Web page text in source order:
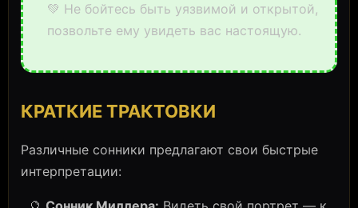
💚 Не бойтесь быть уязвимой и открытой,
позвольте ему увидеть вас настоящую.
КРАТКИЕ ТРАКТОВКИ
Различные сонники предлагают свои быстрые
интерпретации: